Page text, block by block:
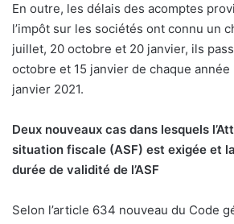
En outre, les délais des acomptes
l’impôt sur les sociétés ont connu un
juillet, 20 octobre et 20 janvier, ils
octobre et 15 janvier de chaque année
janvier 2021.
Deux nouveaux cas dans lesquels
situation fiscale (ASF) est exigée et
durée de validité de l’ASF
Selon l’article 634 nouveau du Code